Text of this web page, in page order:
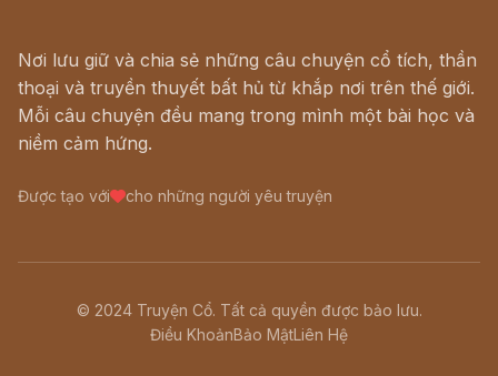
Nơi lưu giữ và chia sẻ những câu chuyện cổ tích, thần
thoại và truyền thuyết bất hủ từ khắp nơi trên thế giới.
Mỗi câu chuyện đều mang trong mình một bài học và
niềm cảm hứng.
Được tạo với cho những người yêu truyện
© 2024 Truyện Cổ. Tất cả quyền được bảo lưu.
Điều KhoảnBảo MậtLiên Hệ